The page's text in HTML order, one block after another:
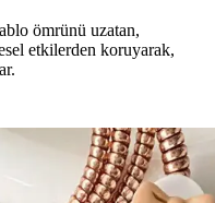
ömrünü uzatan,
etkilerden koruyarak,